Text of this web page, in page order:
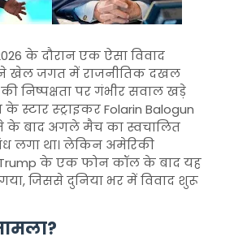
के दौरान एक ऐसा विवाद
खेल जगत में राजनीतिक दखल
निष्पक्षता पर गंभीर सवाल खड़े
स्टार स्ट्राइकरFolarin Balogun
के बाद अगले मैच का स्वचालित
लगा था। लेकिन अमेरिकी
के एक फोन कॉल के बाद यह
गया, जिससे दुनिया भर में विवाद शुरू